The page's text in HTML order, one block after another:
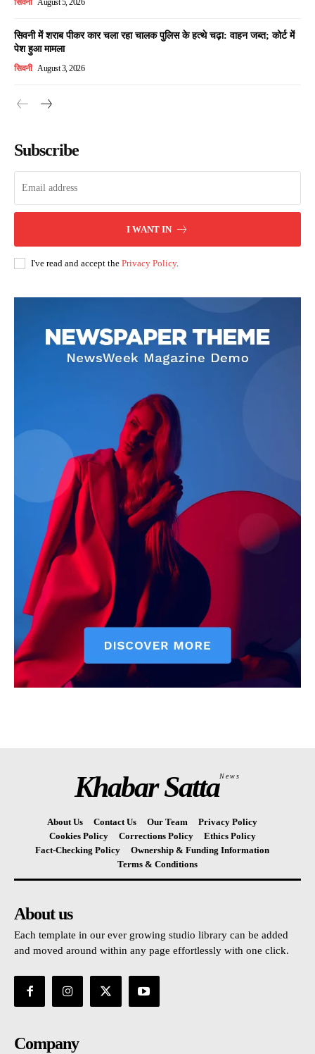
सिवनी August 5, 2026
सिवनी में शराब पीकर कार चला रहा चालक पुलिस के हत्थे चढ़ा: वाहन जब्त; कोर्ट में
पेश हुआ मामला
सिवनी August 3, 2026
Subscribe
I WANT IN
I've read and accept the Privacy Policy.
Khabar SattaNews
About Us Contact Us Our Team
Privacy Policy
Cookies Policy
Corrections Policy
Ethics Policy
Fact-Checking Policy
Ownership & Funding Information
Terms & Conditions
About us
Each template in our ever growing studio library can be added
and moved around within any page effortlessly with one click.
Company